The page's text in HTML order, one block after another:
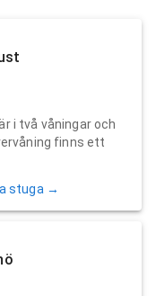
i två våningar och
finns ett
stuga →